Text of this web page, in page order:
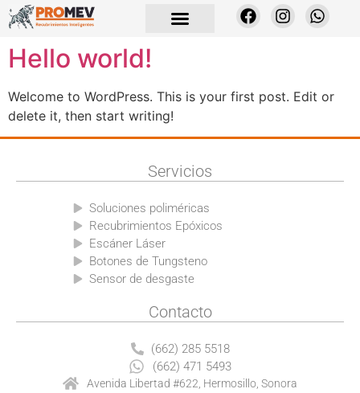
Hello world!
Welcome to WordPress. This is your first post. Edit or
delete it, then start writing!
Contacto
(662) 285 5518
(662) 471 5493
Avenida Libertad #622, Hermosillo, Sonora
Servicios
Soluciones poliméricas
Recubrimientos Epóxicos
Escáner Láser
Botones de Tungsteno
Sensor de desgaste